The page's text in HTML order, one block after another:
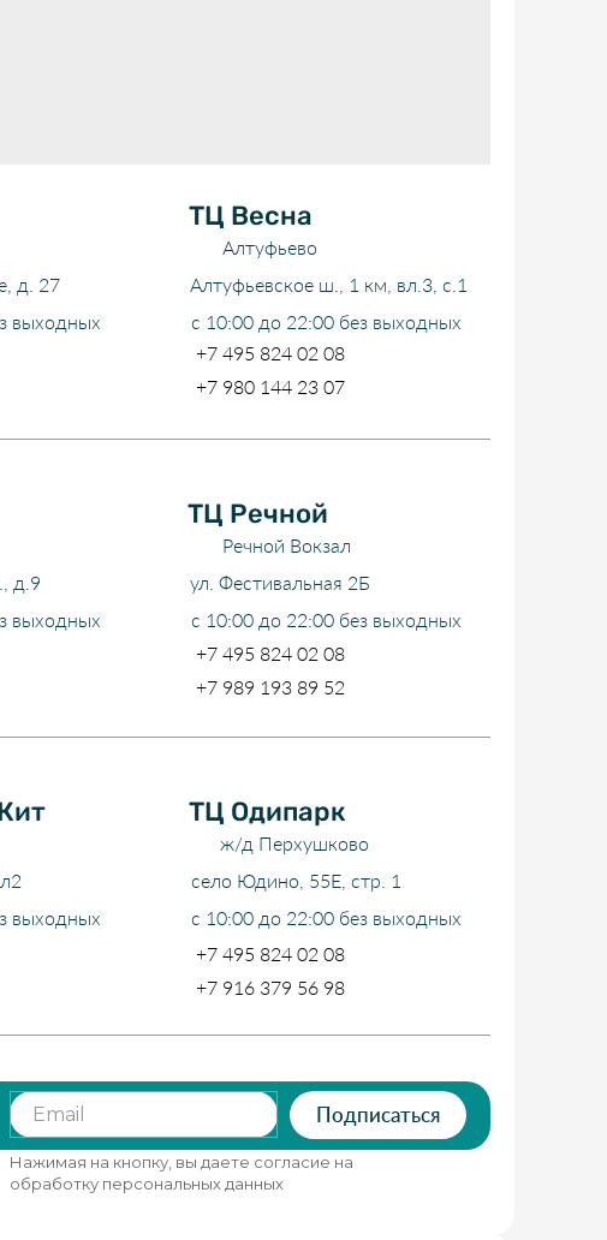
+7 916 379 56 98
+7 989 193 89 52
+7 980 144 23 07
+7 495 824 02 08
+7 495 824 02 08
+7 495 824 02 08
с 10:00 до 22:00 без выходных
с 10:00 до 22:00 без выходных
с 10:00 до 22:00 без выходных
выходных
выходных
выходных
село Юдино, 55Е, стр. 1
ул. Фестивальная 2Б
Алтуфьевское ш., 1 км, вл.3, с.1
д.9
д. 27
ж/д Перхушково
Речной Вокзал
Алтуфьево
ТЦ Одипарк
ТЦ Речной
ТЦ Весна
Email Подписаться
Нажимая на кнопку, вы даете согласие на
обработку персональных данных